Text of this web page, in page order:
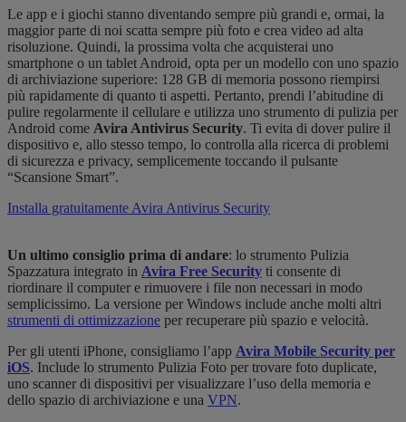
Le app e i giochi stanno diventando sempre più grandi e, ormai, la
maggior parte di noi scatta sempre più foto e crea video ad alta
risoluzione. Quindi, la prossima volta che acquisterai uno
smartphone o un tablet Android, opta per un modello con uno spazio
di archiviazione superiore: 128 GB di memoria possono riempirsi
più rapidamente di quanto ti aspetti. Pertanto, prendi l’abitudine di
pulire regolarmente il cellulare e utilizza uno strumento di pulizia per
Android come Avira Antivirus Security. Ti evita di dover pulire il
dispositivo e, allo stesso tempo, lo controlla alla ricerca di problemi
di sicurezza e privacy, semplicemente toccando il pulsante
“Scansione Smart”.
Installa gratuitamente Avira Antivirus Security
Un ultimo consiglio prima di andare: lo strumento Pulizia
Spazzatura integrato in Avira Free Security ti consente di
riordinare il computer e rimuovere i file non necessari in modo
semplicissimo. La versione per Windows include anche molti altri
strumenti di ottimizzazione per recuperare più spazio e velocità.
Per gli utenti iPhone, consigliamo l’app Avira Mobile Security per
iOS. Include lo strumento Pulizia Foto per trovare foto duplicate,
uno scanner di dispositivi per visualizzare l’uso della memoria e
dello spazio di archiviazione e una VPN.